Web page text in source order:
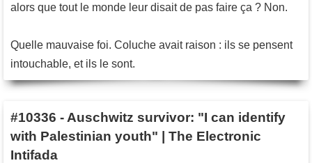
alors que tout le monde leur disait de pas faire ça ? Non.
Quelle mauvaise foi. Coluche avait raison : ils se pensent
intouchable, et ils le sont.
#10336 - Auschwitz survivor: "I can identify
with Palestinian youth" | The Electronic
Intifada